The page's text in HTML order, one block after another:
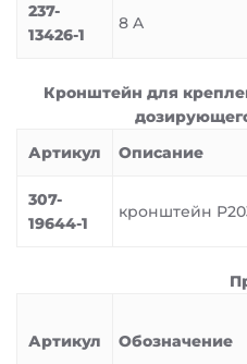
237-
13426-1
8 A
Кронштейн для
Артикул
Описание
307-
19644-1
кронштейн
Артикул Обозначение